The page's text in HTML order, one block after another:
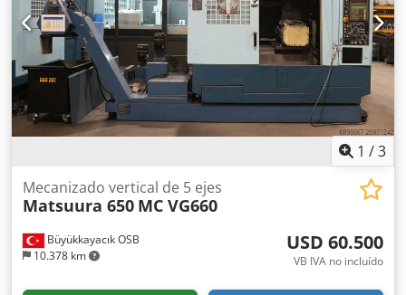
1 /3
Büyükkayacık OSB
10.378 km
Mecanizado vertical de 5 ejes
Matsuura 650 MC VG660
USD 60.500
VB IVA no incluído